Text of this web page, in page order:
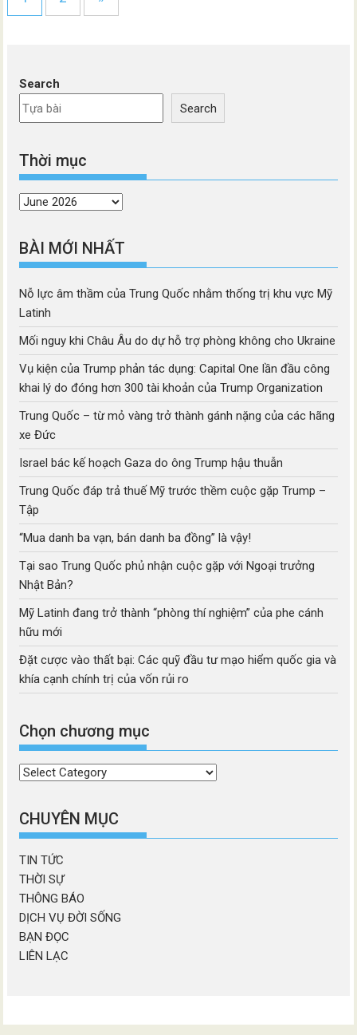
Search
Search
Thời mục
Thời
BÀI MỚI NHẤT
Nỗ lực âm thầm của Trung Quốc nhằm thống trị khu vực Mỹ
Latinh
Mối nguy khi Châu Âu do dự hỗ trợ phòng không cho Ukraine
Vụ kiện của Trump phản tác dụng: Capital One lần đầu công
khai lý do đóng hơn 300 tài khoản của Trump Organization
Trung Quốc – từ mỏ vàng trở thành gánh nặng của các hãng
xe Đức
Israel bác kế hoạch Gaza do ông Trump hậu thuẫn
Trung Quốc đáp trả thuế Mỹ trước thềm cuộc gặp Trump –
Tập
“Mua danh ba vạn, bán danh ba đồng” là vậy!
Tại sao Trung Quốc phủ nhận cuộc gặp với Ngoại trưởng
Nhật Bản?
Mỹ Latinh đang trở thành “phòng thí nghiệm” của phe cánh
hữu mới
Đặt cược vào thất bại: Các quỹ đầu tư mạo hiểm quốc gia và
khía cạnh chính trị của vốn rủi ro
Chọn chương mục
Chọn
mục
CHUYÊN MỤC
TIN TỨC
THỜI SỰ
THÔNG BÁO
DỊCH VỤ ĐỜI SỐNG
BẠN ĐỌC
LIÊN LẠC